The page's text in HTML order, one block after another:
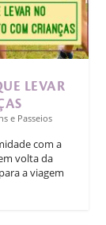
LEVAR
e Passeios
com a
volta da
a viagem